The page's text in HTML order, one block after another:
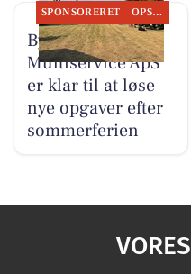
SPONSORERET OPSLAGSTAVLEN
Byrdal
Multiservice ApS
er klar til at løse
nye opgaver efter
sommerferien
VORES